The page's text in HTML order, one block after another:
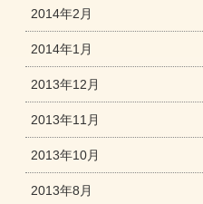
2014年2月
2014年1月
2013年12月
2013年11月
2013年10月
2013年8月